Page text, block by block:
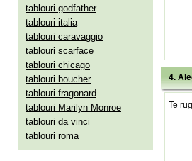
tablouri godfather
tablouri italia
tablouri caravaggio
tablouri scarface
tablouri chicago
tablouri boucher
tablouri fragonard
tablouri Marilyn Monroe
tablouri da vinci
tablouri roma
4.
Te